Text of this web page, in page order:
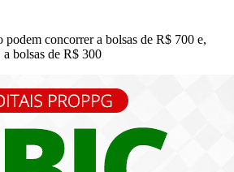
podem concorrer a bolsas de R$ 700 e,
bolsas de R$ 300